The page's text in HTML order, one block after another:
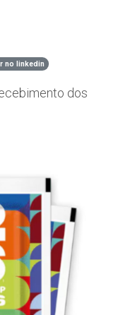
no linkedin
dos